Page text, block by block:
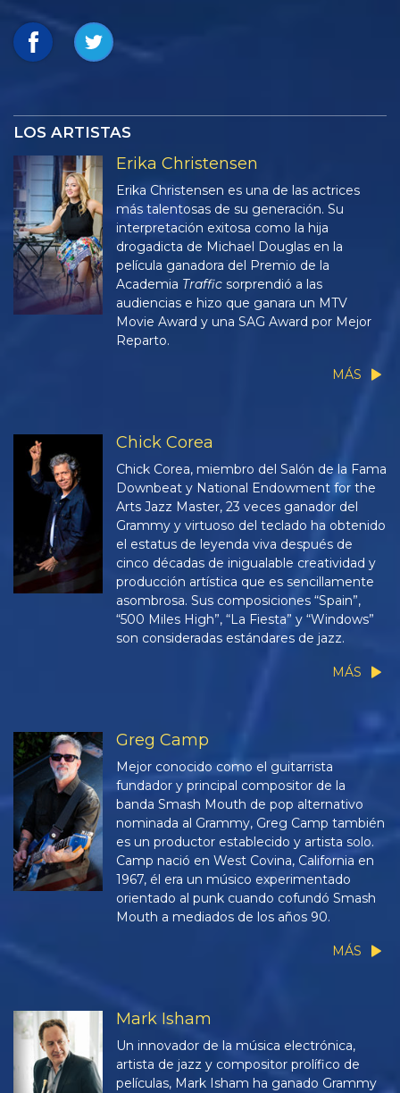
LOS ARTISTAS
Erika Christensen
Erika Christensen es una de las actrices
más talentosas de su generación. Su
interpretación exitosa como la hija
drogadicta de Michael Douglas en la
película ganadora del Premio de la
Academia Traffic sorprendió a las
audiencias e hizo que ganara un MTV
Movie Award y una SAG Award por Mejor
Reparto.
MÁS
Chick Corea
Chick Corea, miembro del Salón de la Fama
Downbeat y National Endowment for the
Arts Jazz Master, 23 veces ganador del
Grammy y virtuoso del teclado ha obtenido
el estatus de leyenda viva después de
cinco décadas de inigualable creatividad y
producción artística que es sencillamente
asombrosa. Sus composiciones “Spain”,
“500 Miles High”, “La Fiesta” y “Windows”
son consideradas estándares de jazz.
MÁS
Greg Camp
Mejor conocido como el guitarrista
fundador y principal compositor de la
banda Smash Mouth de pop alternativo
nominada al Grammy, Greg Camp también
es un productor establecido y artista solo.
Camp nació en West Covina, California en
1967, él era un músico experimentado
orientado al punk cuando cofundó Smash
Mouth a mediados de los años 90.
MÁS
Mark Isham
Un innovador de la música electrónica,
artista de jazz y compositor prolífico de
películas, Mark Isham ha ganado Grammy